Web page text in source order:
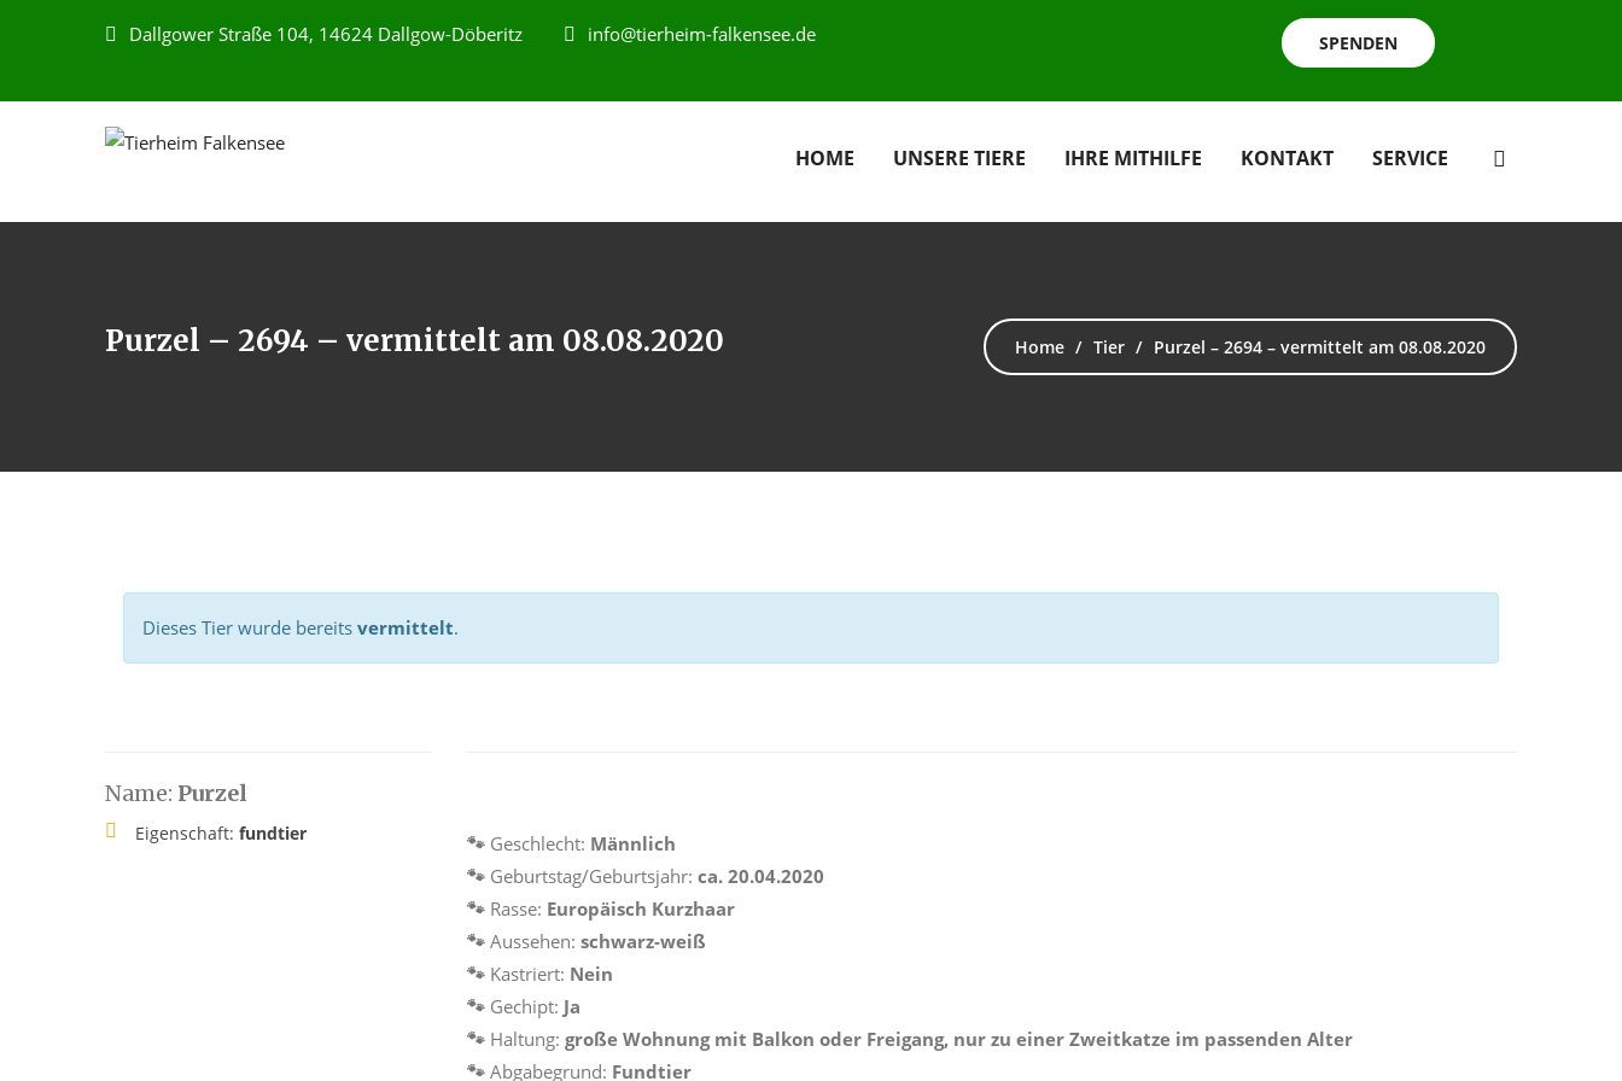
Dallgower Straße 104, 14624 Dallgow-Döberitz info@tierheim-falkensee.de SPENDEN
HOME UNSERE TIERE IHRE MITHILFE KONTAKT SERVICE
Purzel – 2694 – vermittelt am 08.08.2020 Home Tier Purzel – 2694 – vermittelt am 08.08.2020
Dieses Tier wurde bereits vermittelt.
Name: Purzel
Eigenschaft: fundtier 🐾 Geschlecht: Männlich
🐾 Geburtstag/Geburtsjahr: ca. 20.04.2020
🐾 Rasse: Europäisch Kurzhaar
🐾 Aussehen: schwarz-weiß
🐾 Kastriert: Nein
🐾 Gechipt: Ja
🐾 Haltung: große Wohnung mit Balkon oder Freigang, nur zu einer Zweitkatze im passenden Alter
🐾 Abgabegrund: Fundtier
Mit
dem
Laden
des
Videos